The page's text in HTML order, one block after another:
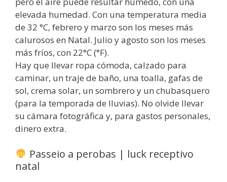
elevada humedad. Con una temperatura media
de 32 °C, febrero y marzo son los meses más
calurosos en Natal. Julio y agosto son los meses
más fríos, con 22°C (°F).
Hay que llevar ropa cómoda, calzado para
caminar, un traje de baño, una toalla, gafas de
sol, crema solar, un sombrero y un chubasquero
(para la temporada de lluvias). No olvide llevar
su cámara fotográfica y, para gastos personales,
dinero extra.
Passeio a perobas | luck receptivo
natal